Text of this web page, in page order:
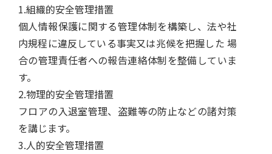
1.組織的安全管理措置
個人情報保護に関する管理体制を構築し、法や社
内規程に違反している事実又は兆候を把握した 場
合の管理責任者への報告連絡体制を整備していま
す。
2.物理的安全管理措置
フロアの入退室管理、盗難等の防止などの諸対策
を講じます。
3.人的安全管理措置